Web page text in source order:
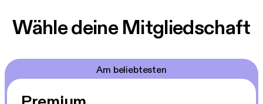
Wähle deine Mitgliedschaft
Am beliebtesten